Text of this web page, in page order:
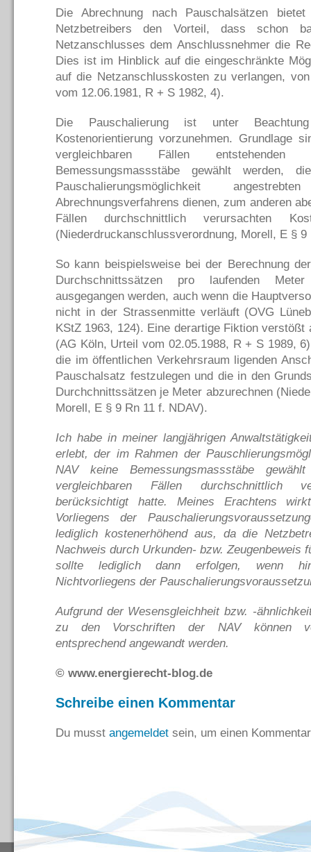
Die Abrechnung nach Pauschalsätzen
Netzbetreibers den Vorteil, dass schon
Netzanschlusses dem Anschlussnehmer die
Dies ist im Hinblick auf die eingeschränkte
auf die Netzanschlusskosten zu verlangen,
vom 12.06.1981, R + S 1982, 4).
Die Pauschalierung ist unter
Kostenorientierung vorzunehmen. Grundlage
vergleichbaren Fällen
Bemessungsmassstäbe gewählt werden,
Pauschalierungsmöglichkeit
Abrechnungsverfahrens dienen, zum anderen
Fällen durchschnittlich verursachten
(Niederdruckanschlussverordnung, Morell, E § 9
So kann beispielsweise bei der Berechnung
Durchschnittssätzen pro laufenden
ausgegangen werden, auch wenn die
nicht in der Strassenmitte verläuft (OVG
KStZ 1963, 124). Eine derartige Fiktion verstößt
(AG Köln, Urteil vom 02.05.1988, R + S 1989,
die im öffentlichen Verkehrsraum ligenden
Pauschalsatz festzulegen und die in den
Durchchnittssätzen je Meter abzurechnen
Morell, E § 9 Rn 11 f. NDAV).
Ich habe in meiner langjährigen
erlebt, der im Rahmen der
NAV keine Bemessungsmassstäbe
vergleichbaren Fällen durchschnittlich
berücksichtigt hatte. Meines Erachtens
Vorliegens der
lediglich kostenerhöhend aus, da die
Nachweis durch Urkunden- bzw. Zeugenbeweis
sollte lediglich dann erfolgen, wenn
Nichtvorliegens der
Aufgrund der Wesensgleichheit bzw. -
zu den Vorschriften der NAV können
entsprechend angewandt werden.
© www.energierecht-blog.de
Schreibe einen Kommentar
Du musst angemeldet sein, um einen